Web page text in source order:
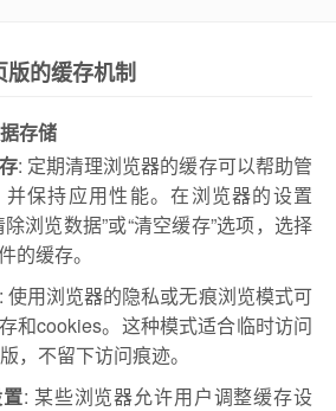
的缓存机制
存储
: 定期清理浏览器的缓存可以帮助管
保持应用性能。在浏览器的设置
浏览数据”或“清空缓存”选项，选择
的缓存。
: 使用浏览器的隐私或无痕浏览模式可
和cookies。这种模式适合临时访问
，不留下访问痕迹。
: 某些浏览器允许用户调整缓存设